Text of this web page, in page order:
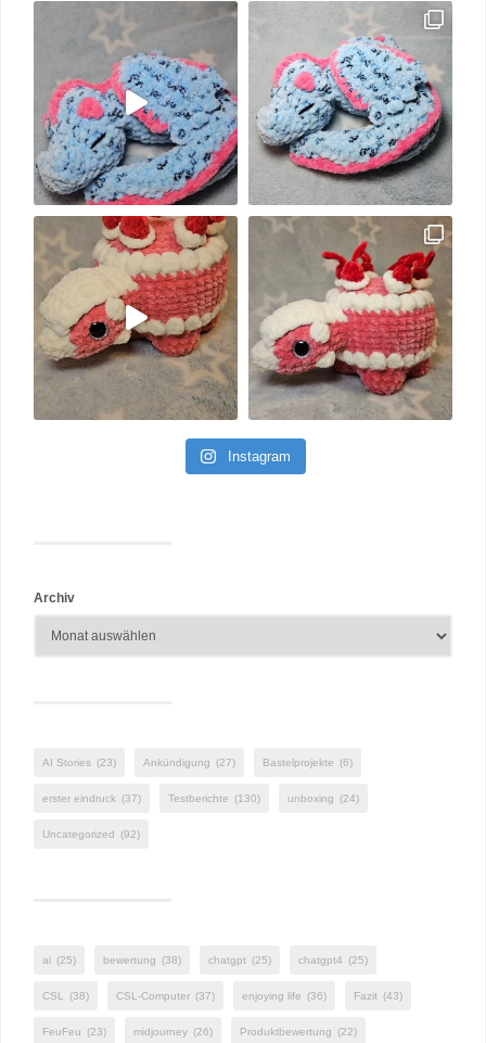
Instagram
Archiv
AI Stories (23) Ankündigung (27) Bastelprojekte (6)
erster eindruck (37) Testberichte (130) unboxing (24)
Uncategorized (92)
ai (25) bewertung (38) chatgpt (25) chatgpt4 (25)
CSL (38) CSL-Computer (37) enjoying life (36) Fazit (43)
FeuFeu (23) midjourney (26) Produktbewertung (22)